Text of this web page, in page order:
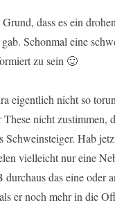
dass es ein
Schonmal eine
zu sein 🙂
eigentlich nicht so
nicht zustimmen,
Schweinsteiger. Hab
vielleicht nur eine
das eine oder
er noch mehr in die